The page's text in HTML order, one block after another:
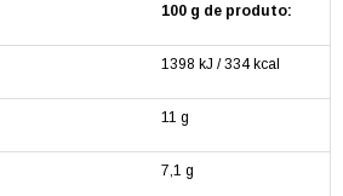
100 g de produto:
1398 kJ / 334 kcal
11 g
7,1 g